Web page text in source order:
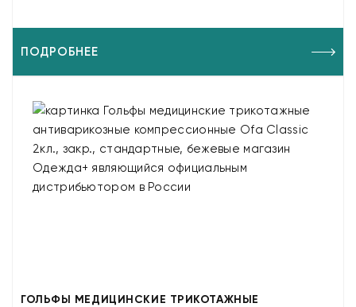
ПОДРОБНЕЕ
ГОЛЬФЫ МЕДИЦИНСКИЕ ТРИКОТАЖНЫЕ